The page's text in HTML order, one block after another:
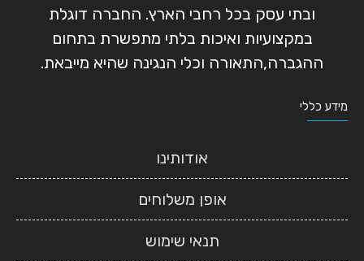
ובתי עסק בכל רחבי הארץ. החברה דוגלת
במקצועיות ואיכות בלתי מתפשרת בתחום
ההגברה,התאורה וכלי הנגינה שהיא מייבאת.
מידע כללי
אודותינו
אופן משלוחים
תנאי שימוש